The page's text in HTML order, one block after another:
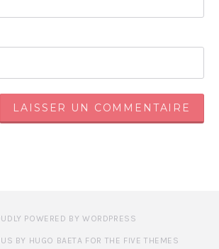
POWERED BY WORDPRESS
BY HUGO BAETA FOR THE FIVE THEMES